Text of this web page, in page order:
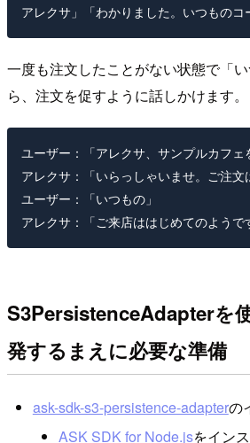
一度も注文したことがない状態で「
ら、注文を促すように話しかけます。
ユーザー：「アレクサ、サンプルカフェ
アレクサ：「いらっしゃいませ。ご注
ユーザー：「いつもの」
S3PersistenceAdapterを
発するまえに必要な準備
ask-sdk-s3-persistence-adapterの
ASK SDK for Node.jsをイン